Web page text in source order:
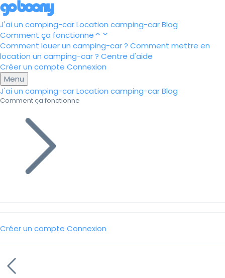
J'ai un camping-carLocation camping-carBlog
Comment ça fonctionne
Comment louer un camping-car ? Comment mettre en
location un camping-car ? Centre d'aide
Créer un compte Connexion
Menu
J'ai un camping-carLocation camping-carBlog
Comment ça fonctionne
Créer un compte Connexion